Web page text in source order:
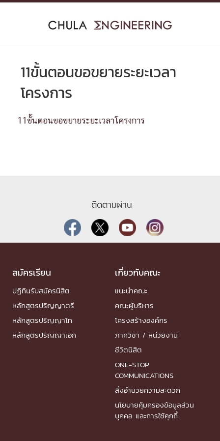
Skip
11ขั้นตอนขอขยายระยะเวลา
โครงการ
11ขั้นตอนขอขยายระยะเวลาโครงการ
ติดตามผ่าน
สมัครเรียน
ปฏิทินรับสมัครนิสิต
หลักสูตรปริญญาตรี
หลักสูตรปริญญาโท
หลักสูตรปริญญาเอก
เกี่ยวกับคณะ
แนะนำคณะ
คณะผู้บริหาร
โครงสร้างองค์กร
ภาควิชา / หน่วยงาน
ชีวิตนิสิต
ONE-STOP
COMMUNICATIONS
สิ่งอำนวยความสะดวก
นโยบายคุ้มครองข้อมูลส่วน
บุคคล และการใช้คุกกี้